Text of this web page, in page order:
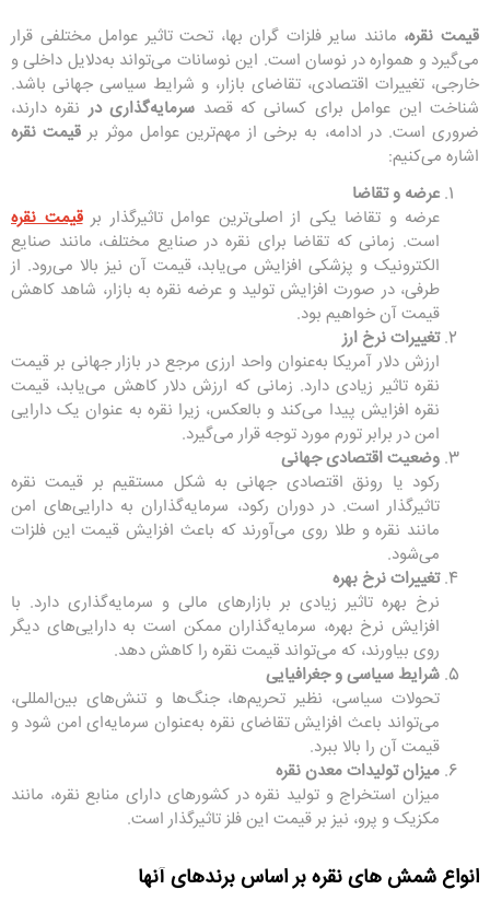
قیمت نقره، مانند سایر فلزات گران‌ بها، تحت تاثیر عوامل مختلفی قرار
می‌گیرد و همواره در نوسان است. این نوسانات می‌تواند به‌دلایل داخلی و
خارجی، تغییرات اقتصادی، تقاضای بازار، و شرایط سیاسی جهانی باشد.
شناخت این عوامل برای کسانی که قصد سرمایه‌گذاری در نقره دارند،
ضروری است. در ادامه، به برخی از مهم‌ترین عوامل موثر بر قیمت نقره
اشاره می‌کنیم:
عرضه و تقاضا
عرضه و تقاضا یکی از اصلی‌ترین عوامل تاثیرگذار برقیمت نقره
است. زمانی که تقاضا برای نقره در صنایع مختلف، مانند صنایع
الکترونیک و پزشکی افزایش می‌یابد، قیمت آن نیز بالا می‌رود. از
طرفی، در صورت افزایش تولید و عرضه نقره به بازار، شاهد کاهش
قیمت آن خواهیم بود.
تغییرات نرخ ارز
ارزش دلار آمریکا به‌عنوان واحد ارزی مرجع در بازار جهانی بر قیمت
نقره تاثیر زیادی دارد. زمانی که ارزش دلار کاهش می‌یابد، قیمت
نقره افزایش پیدا می‌کند و بالعکس، زیرا نقره به عنوان یک دارایی
امن در برابر تورم مورد توجه قرار می‌گیرد.
وضعیت اقتصادی جهانی
رکود یا رونق اقتصادی جهانی به شکل مستقیم بر قیمت نقره
تاثیرگذار است. در دوران رکود، سرمایه‌گذاران به دارایی‌های امن
مانند نقره و طلا روی می‌آورند که باعث افزایش قیمت این فلزات
می‌شود.
تغییرات نرخ بهره
نرخ بهره تاثیر زیادی بر بازارهای مالی و سرمایه‌گذاری دارد. با
افزایش نرخ بهره، سرمایه‌گذاران ممکن است به دارایی‌های دیگر
روی بیاورند، که می‌تواند قیمت نقره را کاهش دهد.
شرایط سیاسی و جغرافیایی
تحولات سیاسی، نظیر تحریم‌ها، جنگ‌ها و تنش‌های بین‌المللی،
می‌تواند باعث افزایش تقاضای نقره به‌عنوان سرمایه‌ای امن شود و
قیمت آن را بالا ببرد.
میزان تولیدات معدن نقره
میزان استخراج و تولید نقره در کشورهای دارای منابع نقره، مانند
مکزیک و پرو، نیز بر قیمت این فلز تاثیرگذار است.
انواع شمش های نقره بر اساس برندهای آنها